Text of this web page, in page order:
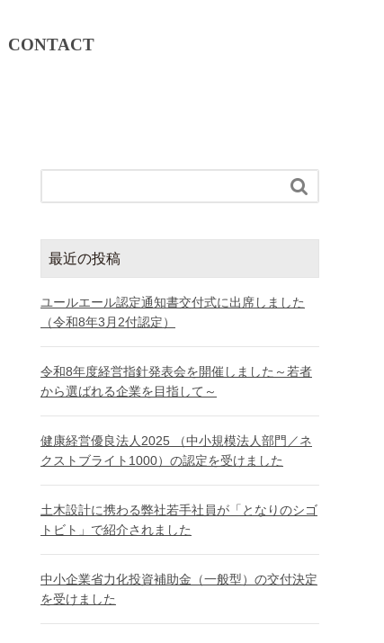
CONTACT

最近の投稿
ユールエール認定通知書交付式に出席しました
（令和8年3月2付認定）
令和8年度経営指針発表会を開催しました～若者
から選ばれる企業を目指して～
健康経営優良法人2025 （中小規模法人部門／ネ
クストブライト1000）の認定を受けました
土木設計に携わる弊社若手社員が「となりのシゴ
トビト」で紹介されました
中小企業省力化投資補助金（一般型）の交付決定
を受けました